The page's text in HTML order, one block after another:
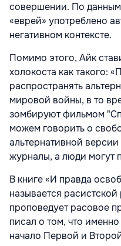
совершении. По
«еврей» употреблено
негативном контексте.
Помимо этого, Айк
холокоста как такого:
распространять
мировой войны, в то
зомбируют фильмом
можем говорить о
альтернативной
журналы, а люди могут
В книге «И правда
называется
проповедует расовое
писал о том, что
начало Первой и